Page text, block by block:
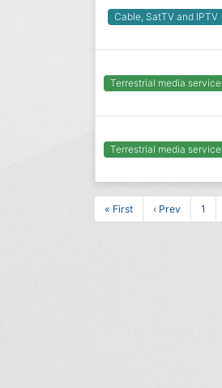
Cable, SatTV and IPTV
Terrestrial media service
Terrestrial media service
« First ‹ Prev 1